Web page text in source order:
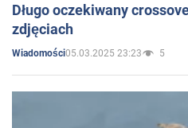
Długo oczekiwany
zdjęciach
Wiadomości05.03.2025 23:23 5